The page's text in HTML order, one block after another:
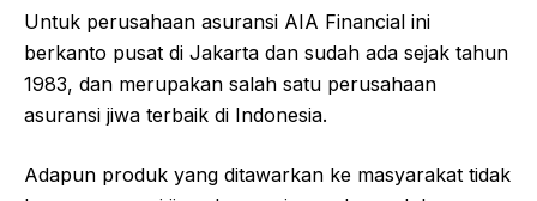
Untuk perusahaan asuransi AIA Financial ini
berkanto pusat di Jakarta dan sudah ada sejak tahun
1983, dan merupakan salah satu perusahaan
asuransi jiwa terbaik di Indonesia.
Adapun produk yang ditawarkan ke masyarakat tidak